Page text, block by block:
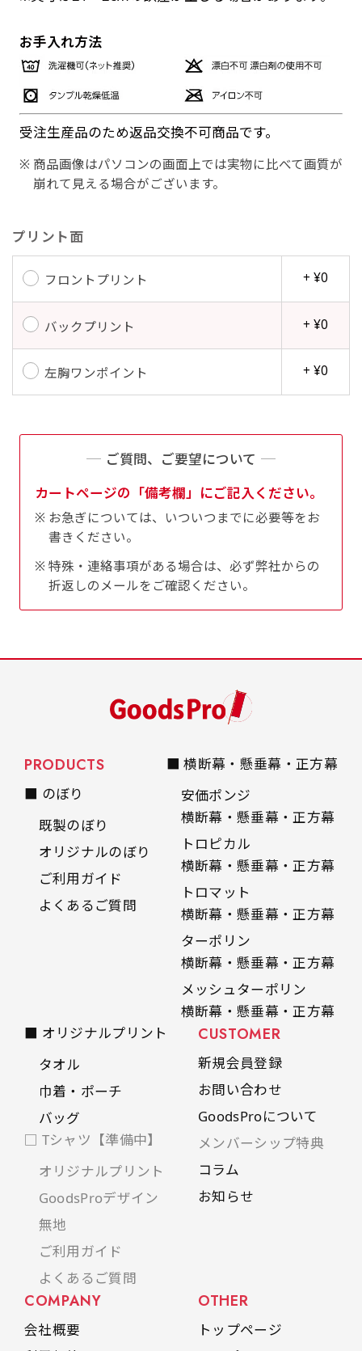
お手入れ方法
受注生産品のため返品交換不可商品です。
商品画像はパソコンの画面上では実物に比べて画質が
崩れて見える場合がございます。
プリント面
フロントプリント + ¥0
バックプリント + ¥0
左胸ワンポイント + ¥0
ご質問、ご要望について
カートページの「備考欄」にご記入ください。
お急ぎについては、いついつまでに必要等をお
書きください。
特殊・連絡事項がある場合は、必ず弊社からの
折返しのメールをご確認ください。
PRODUCTS
■ のぼり
既製のぼり
オリジナルのぼり
ご利用ガイド
よくあるご質問
■ 横断幕・懸垂幕・正方幕
安価ポンジ
横断幕・懸垂幕・正方幕
トロピカル
横断幕・懸垂幕・正方幕
トロマット
横断幕・懸垂幕・正方幕
ターポリン
横断幕・懸垂幕・正方幕
メッシュターポリン
横断幕・懸垂幕・正方幕
■ オリジナルプリント
タオル
巾着・ポーチ
バッグ
□ Tシャツ【準備中】
オリジナルプリント
GoodsProデザイン
無地
ご利用ガイド
よくあるご質問
CUSTOMER
新規会員登録
お問い合わせ
GoodsProについて
メンバーシップ特典
コラム
お知らせ
COMPANY
会社概要
OTHER
トップページ